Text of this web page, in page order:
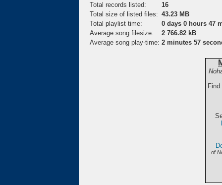
Total records listed:
16
Total size of listed files: 43.23 MB
Total playlist time:
0 days 0 hours 47
Average song filesize:
2 766.82 kB
Average song play-time: 2 minutes 57
of